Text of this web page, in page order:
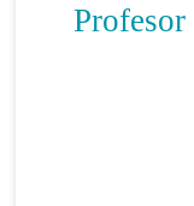
Profesor